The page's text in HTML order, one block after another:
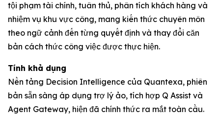
tội phạm tài chính, tuân thủ, phân tích khách hàng và
nhiệm vụ khu vực công, mang kiến thức chuyên môn
theo ngữ cảnh đến từng quyết định và thay đổi căn
bản cách thức công việc được thực hiện.
Tính khả dụng
Nền tảng Decision Intelligence của Quantexa, phiên
bản sẵn sàng áp dụng trợ lý ảo, tích hợp Q Assist và
Agent Gateway, hiện đã chính thức ra mắt toàn cầu.